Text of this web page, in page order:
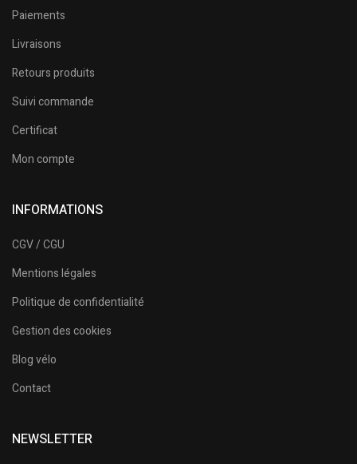
Paiements
Livraisons
Retours produits
Suivi commande
Certificat
Mon compte
INFORMATIONS
CGV / CGU
Mentions légales
Politique de confidentialité
Gestion des cookies
Blog vélo
Contact
NEWSLETTER